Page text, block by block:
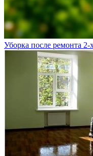
Уборка после ремонта